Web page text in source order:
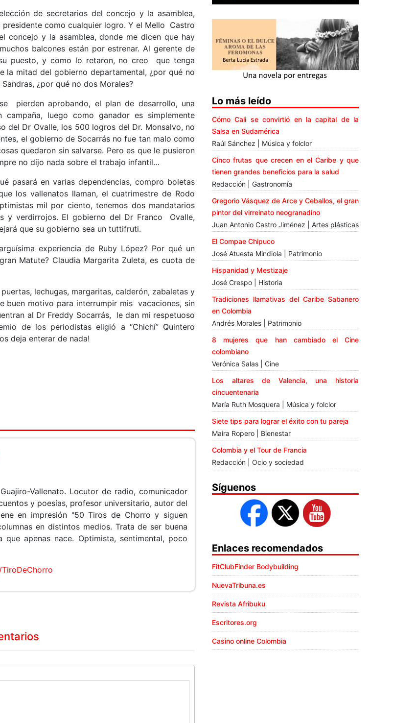
de secretarios del concejo y la asamblea,
como cualquier logro. Y el Mello Castro
concejo y la asamblea, donde me dicen que hay
balcones están por estrenar. Al gerente de
puesto, y como lo retaron, no creo que tenga
la mitad del gobierno departamental, ¿por qué no
¿por qué no dos Morales?
pierden aprobando, el plan de desarrollo, una
luego como ganador es simplemente
del Dr Ovalle, los 500 logros del Dr. Monsalvo, no
el gobierno de Socarrás no fue tan malo como
quedaron sin salvarse. Pero es que le pusieron
no dijo nada sobre el trabajo infantil…
pasará en varias dependencias, compro boletas
los vallenatos llaman, el cuatrimestre de Rodo
mil por ciento, tenemos dos mandatarios
y verdirrojos. El gobierno del Dr Franco Ovalle,
que su gobierno sea un tuttifruti.
experiencia de Ruby López? Por qué un
Matute? Claudia Margarita Zuleta, es cuota de
lechugas, margaritas, calderón, zabaletas y
buen motivo para interrumpir mis vacaciones, sin
al Dr Freddy Socarrás, le dan mi respetuoso
de los periodistas eligió a “Chichí” Quintero
deja enterar de nada!
Vallenato. Locutor de radio, comunicador
y poesías, profesor universitario, autor del
en impresión "50 Tiros de Chorro y siguen
en distintos medios. Trata de ser buena
apenas nace. Optimista, sentimental, poco
Lo más leído
Cómo Cali se convirtió en la capital de la
Salsa en Sudamérica
Raúl Sánchez | Música y folclor
Cinco frutas que crecen en el Caribe y que
tienen grandes beneficios para la salud
Redacción | Gastronomía
Gregorio Vásquez de Arce y Ceballos, el gran
pintor del virreinato neogranadino
Juan Antonio Castro Jiménez | Artes plásticas
El Compae Chipuco
José Atuesta Mindiola | Patrimonio
Hispanidad y Mestizaje
José Crespo | Historia
Tradiciones llamativas del Caribe Sabanero
en Colombia
Andrés Morales | Patrimonio
8 mujeres que han cambiado el Cine
colombiano
Verónica Salas | Cine
Los altares de Valencia, una historia
cincuentenaria
María Ruth Mosquera | Música y folclor
Siete tips para lograr el éxito con tu pareja
Maira Ropero | Bienestar
Colombia y el Tour de Francia
Redacción | Ocio y sociedad
Síguenos
Enlaces recomendados
FitClubFinder Bodybuilding
NuevaTribuna.es
Revista Afribuku
Escritores.org
Casino online Colombia